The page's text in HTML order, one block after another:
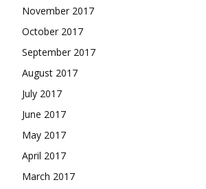
November 2017
October 2017
September 2017
August 2017
July 2017
June 2017
May 2017
April 2017
March 2017